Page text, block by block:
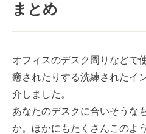
まとめ
オフィスのデスク周りなどで
癒されたりする洗練されたイ
介しました。
あなたのデスクに合いそうな
か。ほかにもたくさんこのよ